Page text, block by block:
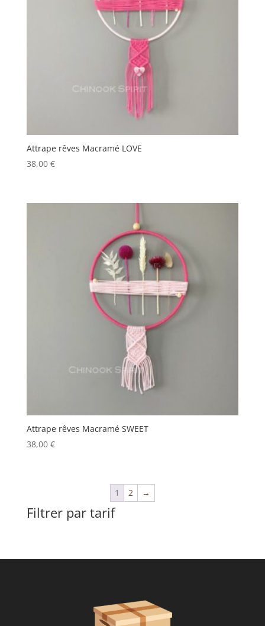
Attrape rêves Macramé LOVE
38,00 €
Attrape rêves Macramé SWEET
38,00 €
1 2 →
Filtrer par tarif